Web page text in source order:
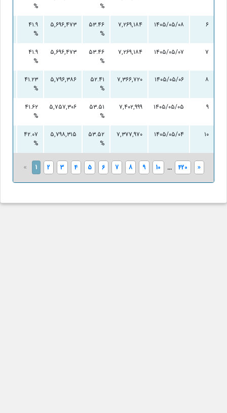
%
%
۶ ۱۴۰۵/۰۵/۰۸ ۷,۲۶۹,۱۸۴
۵۳.۴۶
%
۵,۶۹۶,۴۷۳
۴۱.۹
%
۷ ۱۴۰۵/۰۵/۰۷ ۷,۲۶۹,۱۸۴
۵۳.۴۶
%
۵,۶۹۶,۴۷۳
۴۱.۹
%
۸ ۱۴۰۵/۰۵/۰۶ ۷,۳۶۶,۷۲۰
۵۲.۴۱
%
۵,۷۹۶,۳۸۶
۴۱.۲۳
%
۹ ۱۴۰۵/۰۵/۰۵ ۷,۴۰۲,۹۹۹
۵۳.۵۱
%
۵,۷۵۷,۳۰۶
۴۱.۶۲
%
۱۰ ۱۴۰۵/۰۵/۰۴ ۷,۳۷۷,۹۷۰
۵۳.۵۲
%
۵,۷۹۸,۳۱۵
۴۲.۰۷
%
« 1 2 3 4 5 6 7 8 9 10 ... 420 »